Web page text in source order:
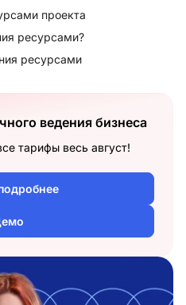
проекта
ресурсами?
ресурсами
ведения бизнеса
тарифы весь август!